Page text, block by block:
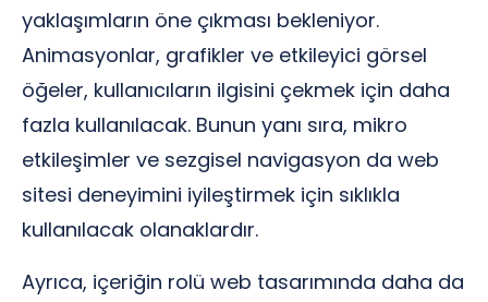
yaklaşımların öne çıkması bekleniyor.
Animasyonlar, grafikler ve etkileyici görsel
öğeler, kullanıcıların ilgisini çekmek için daha
fazla kullanılacak. Bunun yanı sıra, mikro
etkileşimler ve sezgisel navigasyon da web
sitesi deneyimini iyileştirmek için sıklıkla
kullanılacak olanaklardır.
Ayrıca, içeriğin rolü web tasarımında daha da